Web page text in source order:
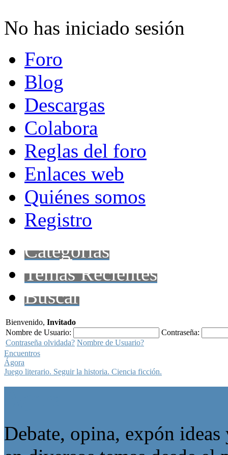
No has iniciado sesión
Foro
Blog
Descargas
Colabora
Reglas del foro
Enlaces web
Quiénes somos
Registro
Categorías
Temas Recientes
Buscar
Bienvenido, Invitado
Nombre de Usuario:
Contraseña:
Contraseña olvidada? Nombre de Usuario?
Encuentros
Ágora
Juego literario. Seguir la historia. Ciencia ficción.
Debate, opina, expón